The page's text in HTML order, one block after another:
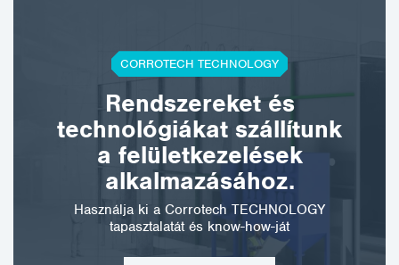
Biztonsági csatlakozó kicsi
(1″ belső átmérőig),
termékszám: CTBVS-M
Biztonsági csatlakozó nagy
(1¼” – 3″ ID), termékszáma:
CTBVS-V A CLEMCO®
termékekkel kapcsolatos
további információkért
látogasson el a
www.clemco-
international.com
CORROTECH TECHNOLOGY
Rendszereket és
technológiákat szállítunk
a felületkezelések
alkalmazásához.
Használja ki a Corrotech TECHNOLOGY
tapasztalatát és know-how-ját